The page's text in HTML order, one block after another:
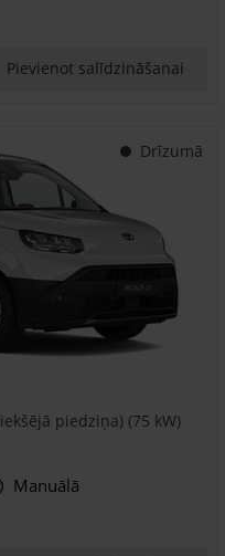
Pievienot salīdzināšanai
Drīzumā
piedziņa) (75 kW)
Manuālā